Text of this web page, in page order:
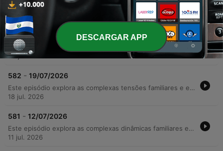
01 ago. 2026
583 - 26/07/2026
O episódio aborda planos de carreira e novos projetos comunitários, incluindo a gestão de um celeiro renovado por Elizabeth e os preparativos para o festival local. Entre discussões sobre taxas de entrada e fofocas da vila, temas familiares profundos emergem, revelando segredos sobre relacionamentos e possíveis desvios financeiros. A tensão escala com revelações sobre a negligência de Clive em relação ao pai idoso e conflitos gerados por mágoas do passado. O episódio encerra com reflexões sobre conexões profissionais e uma transição para casos paranormais.
25 jul. 2026
582 - 19/07/2026
Este episódio explora as complexas tensões familiares e emocionais em torno da revelação da gravidez de Kirsty. Entre discussões sobre o futuro da fazenda, o impacto de perdas gestacionais passadas e confrontos sobre segredos do passado, como o incidente de um berço escondido, a narrativa transita entre momentos de vulnerabilidade e reconciliação. A trama também aborda as dificuldades de lidar com traumas antigos e a busca por esperança, intercalando conversas cotidianas com investigações locais, como o ataque de cães na fazenda.
18 jul. 2026
581 - 12/07/2026
Este episódio explora as complexas dinâmicas familiares e comunitárias em torno da vida rural, desde o retorno inesperado de Chris à casa de sua família até as tensões sobre a partilha de bens da fazenda. Entre preparativos para o Borchester Show e competições de ferraria, os personagens enfrentam conflitos legais, disputas de herança e o peso de segredos do passado. A narrativa percorre desde momentos de nostalgia e descobertas no jardim até confrontos dramáticos envolvendo dívidas e chantagens. O episódio também destaca a importância da comunidade e os desafios de manter o legado da fazenda diante de pressões financeiras e mudanças geracionais.
11 jul. 2026
DESCARGAR APP